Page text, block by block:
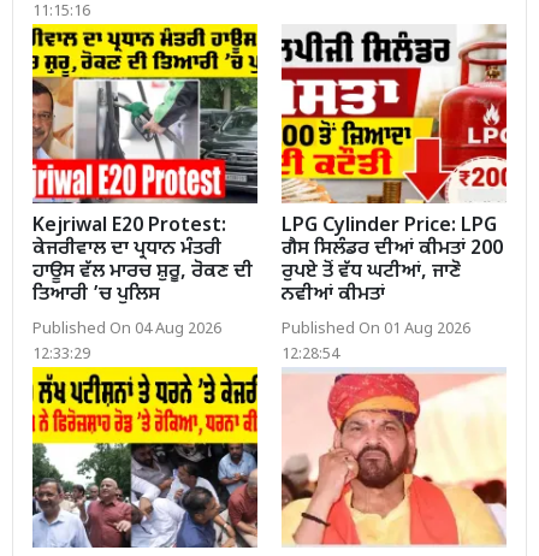
11:15:16
Kejriwal E20 Protest:
ਕੇਜਰੀਵਾਲ ਦਾ ਪ੍ਰਧਾਨ ਮੰਤਰੀ
ਹਾਊਸ ਵੱਲ ਮਾਰਚ ਸ਼ੁਰੂ, ਰੋਕਣ ਦੀ
ਤਿਆਰੀ ’ਚ ਪੁਲਿਸ
Published On 04 Aug 2026
12:33:29
LPG Cylinder Price: LPG
ਗੈਸ ਸਿਲੰਡਰ ਦੀਆਂ ਕੀਮਤਾਂ 200
ਰੁਪਏ ਤੋਂ ਵੱਧ ਘਟੀਆਂ, ਜਾਣੋ
ਨਵੀਆਂ ਕੀਮਤਾਂ
Published On 01 Aug 2026
12:28:54